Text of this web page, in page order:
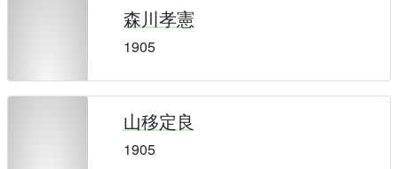
森川孝憲
1905
山移定良
1905